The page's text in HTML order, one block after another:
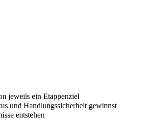
jeweils ein Etappenziel
und Handlungssicherheit gewinnst
entstehen